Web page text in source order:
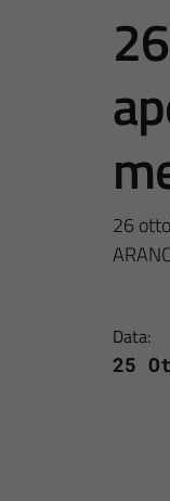
26
Data:
25